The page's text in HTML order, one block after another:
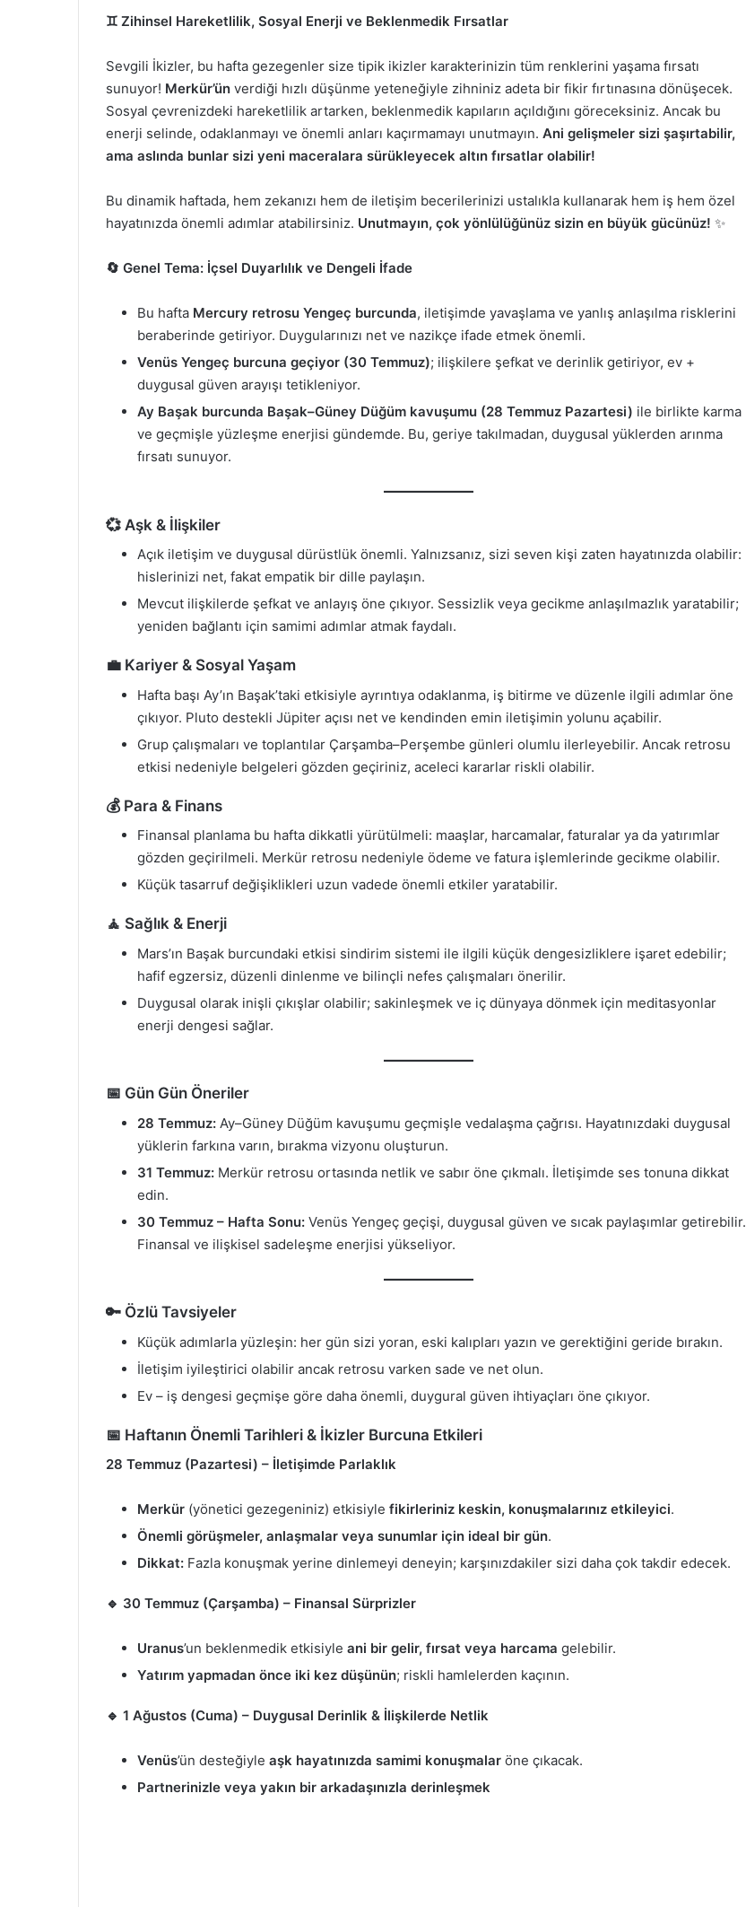
♊ Zihinsel Hareketlilik, Sosyal Enerji ve Beklenmedik Fırsatlar
Sevgili İkizler, bu hafta gezegenler size tipik ikizler karakterinizin tüm renklerini yaşama fırsatı
sunuyor! Merkür’ün verdiği hızlı düşünme yeteneğiyle zihniniz adeta bir fikir fırtınasına dönüşecek.
Sosyal çevrenizdeki hareketlilik artarken, beklenmedik kapıların açıldığını göreceksiniz. Ancak bu
enerji selinde, odaklanmayı ve önemli anları kaçırmamayı unutmayın. Ani gelişmeler sizi şaşırtabilir,
ama aslında bunlar sizi yeni maceralara sürükleyecek altın fırsatlar olabilir!
Bu dinamik haftada, hem zekanızı hem de iletişim becerilerinizi ustalıkla kullanarak hem iş hem özel
hayatınızda önemli adımlar atabilirsiniz. Unutmayın, çok yönlülüğünüz sizin en büyük gücünüz! ✨
🔄 Genel Tema: İçsel Duyarlılık ve Dengeli İfade
Bu hafta Mercury retrosu Yengeç burcunda, iletişimde yavaşlama ve yanlış anlaşılma risklerini
beraberinde getiriyor. Duygularınızı net ve nazikçe ifade etmek önemli.
Venüs Yengeç burcuna geçiyor (30 Temmuz); ilişkilere şefkat ve derinlik getiriyor, ev +
duygusal güven arayışı tetikleniyor.
Ay Başak burcunda Başak–Güney Düğüm kavuşumu (28 Temmuz Pazartesi) ile birlikte karma
ve geçmişle yüzleşme enerjisi gündemde. Bu, geriye takılmadan, duygusal yüklerden arınma
fırsatı sunuyor.
💞 Aşk & İlişkiler
Açık iletişim ve duygusal dürüstlük önemli. Yalnızsanız, sizi seven kişi zaten hayatınızda olabilir:
hislerinizi net, fakat empatik bir dille paylaşın.
Mevcut ilişkilerde şefkat ve anlayış öne çıkıyor. Sessizlik veya gecikme anlaşılmazlık yaratabilir;
yeniden bağlantı için samimi adımlar atmak faydalı.
💼 Kariyer & Sosyal Yaşam
Hafta başı Ay’ın Başak’taki etkisiyle ayrıntıya odaklanma, iş bitirme ve düzenle ilgili adımlar öne
çıkıyor. Pluto destekli Jüpiter açısı net ve kendinden emin iletişimin yolunu açabilir.
Grup çalışmaları ve toplantılar Çarşamba–Perşembe günleri olumlu ilerleyebilir. Ancak retrosu
etkisi nedeniyle belgeleri gözden geçiriniz, aceleci kararlar riskli olabilir.
💰 Para & Finans
Finansal planlama bu hafta dikkatli yürütülmeli: maaşlar, harcamalar, faturalar ya da yatırımlar
gözden geçirilmeli. Merkür retrosu nedeniyle ödeme ve fatura işlemlerinde gecikme olabilir.
Küçük tasarruf değişiklikleri uzun vadede önemli etkiler yaratabilir.
🧘 Sağlık & Enerji
Mars’ın Başak burcundaki etkisi sindirim sistemi ile ilgili küçük dengesizliklere işaret edebilir;
hafif egzersiz, düzenli dinlenme ve bilinçli nefes çalışmaları önerilir.
Duygusal olarak inişli çıkışlar olabilir; sakinleşmek ve iç dünyaya dönmek için meditasyonlar
enerji dengesi sağlar.
📅 Gün Gün Öneriler
28 Temmuz: Ay–Güney Düğüm kavuşumu geçmişle vedalaşma çağrısı. Hayatınızdaki duygusal
yüklerin farkına varın, bırakma vizyonu oluşturun.
31 Temmuz: Merkür retrosu ortasında netlik ve sabır öne çıkmalı. İletişimde ses tonuna dikkat
edin.
30 Temmuz – Hafta Sonu: Venüs Yengeç geçişi, duygusal güven ve sıcak paylaşımlar getirebilir.
Finansal ve ilişkisel sadeleşme enerjisi yükseliyor.
🔑 Özlü Tavsiyeler
Küçük adımlarla yüzleşin: her gün sizi yoran, eski kalıpları yazın ve gerektiğini geride bırakın.
İletişim iyileştirici olabilir ancak retrosu varken sade ve net olun.
Ev – iş dengesi geçmişe göre daha önemli, duygural güven ihtiyaçları öne çıkıyor.
📅 Haftanın Önemli Tarihleri & İkizler Burcuna Etkileri
28 Temmuz (Pazartesi) – İletişimde Parlaklık
Merkür (yönetici gezegeniniz) etkisiyle fikirleriniz keskin, konuşmalarınız etkileyici.
Önemli görüşmeler, anlaşmalar veya sunumlar için ideal bir gün.
Dikkat: Fazla konuşmak yerine dinlemeyi deneyin; karşınızdakiler sizi daha çok takdir edecek.
🔹 30 Temmuz (Çarşamba) – Finansal Sürprizler
Uranus’un beklenmedik etkisiyle ani bir gelir, fırsat veya harcama gelebilir.
Yatırım yapmadan önce iki kez düşünün; riskli hamlelerden kaçının.
🔹 1 Ağustos (Cuma) – Duygusal Derinlik & İlişkilerde Netlik
Venüs’ün desteğiyle aşk hayatınızda samimi konuşmalar öne çıkacak.
Partnerinizle veya yakın bir arkadaşınızla derinleşmek